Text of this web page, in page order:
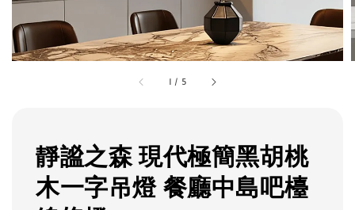
1 / 5
靜謐之森 現代極簡黑胡桃
木一字吊燈 餐廳中島吧檯